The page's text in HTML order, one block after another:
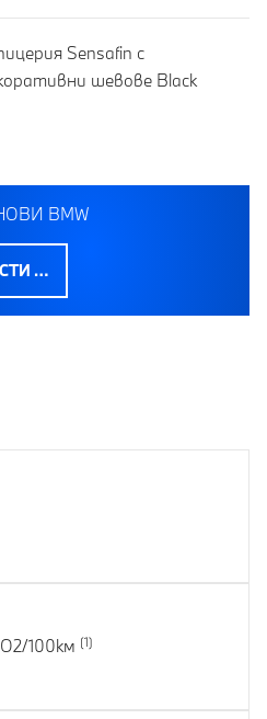
Sensafin с
шевове Black
BMW
…
100км